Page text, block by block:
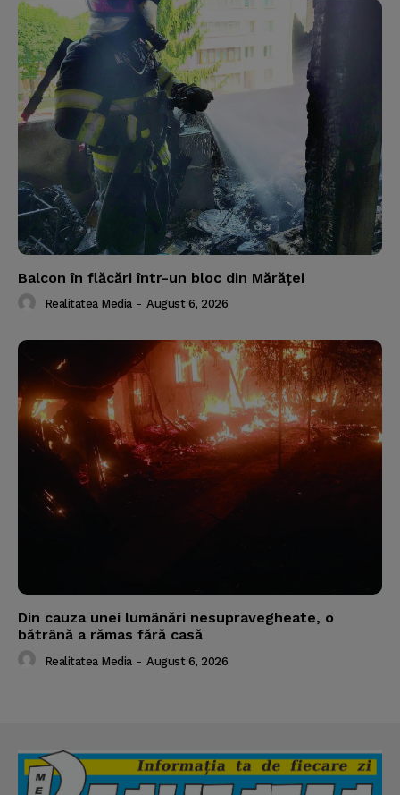
Balcon în flăcări într-un bloc din Mărăţei
Realitatea Media - August 6, 2026
Din cauza unei lumânări nesupravegheate, o
bătrână a rămas fără casă
Realitatea Media - August 6, 2026